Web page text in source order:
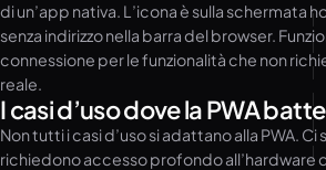
di un’app nativa. L’icona è sulla schermata
senza indirizzo nella barra del browser.
connessione per le funzionalità che non
reale.
I casi d’uso dove la PWA
Non tutti i casi d’uso si adattano alla PWA.
richiedono accesso profondo all’hardware